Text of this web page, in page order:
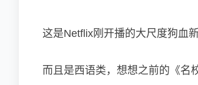
这是Netflix刚开播的大尺度狗血新
而且是西语类，想想之前的《名